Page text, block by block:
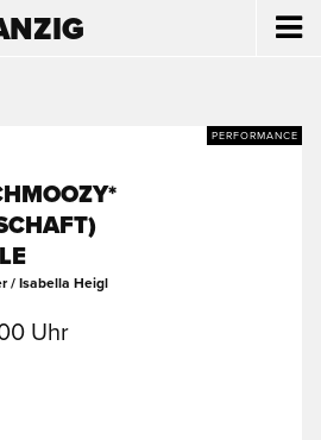
PERFORMANCE
/ Isabella Heigl
Uhr